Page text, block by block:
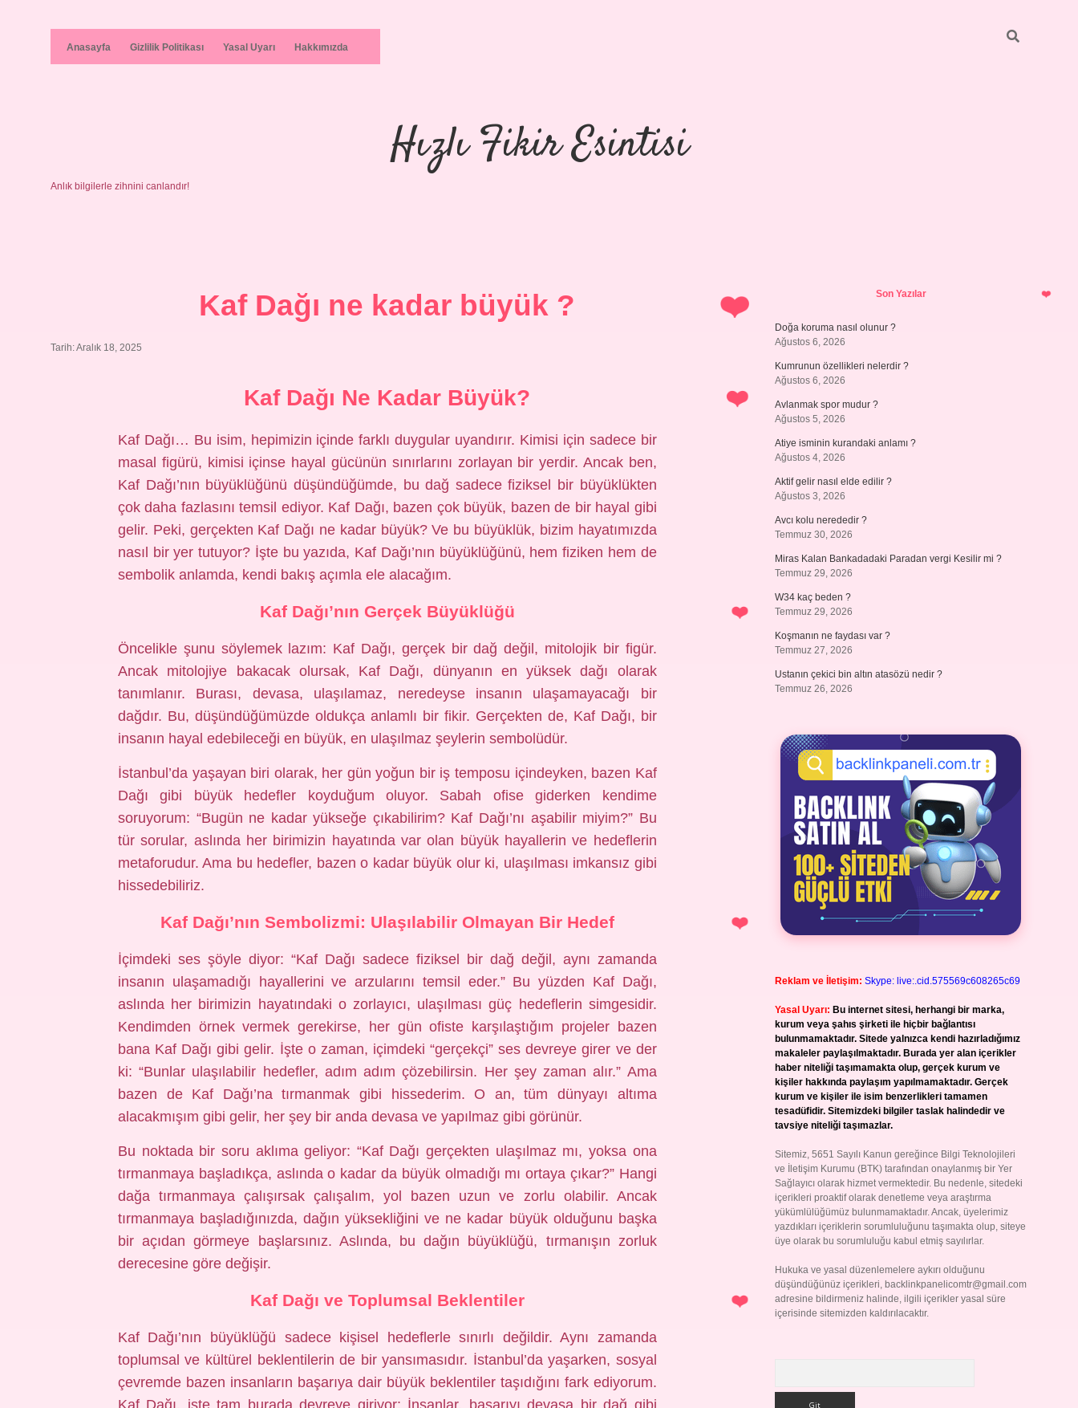
Anasayfa Gizlilik Politikası Yasal Uyarı Hakkımızda
Hızlı Fikir Esintisi
Anlık bilgilerle zihnini canlandır!
Kaf Dağı ne kadar büyük ?
Tarih: Aralık 18, 2025
Kaf Dağı Ne Kadar Büyük?
Kaf Dağı… Bu isim, hepimizin içinde farklı duygular uyandırır. Kimisi için sadece bir
masal figürü, kimisi içinse hayal gücünün sınırlarını zorlayan bir yerdir. Ancak ben,
Kaf Dağı’nın büyüklüğünü düşündüğümde, bu dağ sadece fiziksel bir büyüklükten
çok daha fazlasını temsil ediyor. Kaf Dağı, bazen çok büyük, bazen de bir hayal gibi
gelir. Peki, gerçekten Kaf Dağı ne kadar büyük? Ve bu büyüklük, bizim hayatımızda
nasıl bir yer tutuyor? İşte bu yazıda, Kaf Dağı’nın büyüklüğünü, hem fiziken hem de
sembolik anlamda, kendi bakış açımla ele alacağım.
Kaf Dağı’nın Gerçek Büyüklüğü
Öncelikle şunu söylemek lazım: Kaf Dağı, gerçek bir dağ değil, mitolojik bir figür.
Ancak mitolojiye bakacak olursak, Kaf Dağı, dünyanın en yüksek dağı olarak
tanımlanır. Burası, devasa, ulaşılamaz, neredeyse insanın ulaşamayacağı bir
dağdır. Bu, düşündüğümüzde oldukça anlamlı bir fikir. Gerçekten de, Kaf Dağı, bir
insanın hayal edebileceği en büyük, en ulaşılmaz şeylerin sembolüdür.
İstanbul’da yaşayan biri olarak, her gün yoğun bir iş temposu içindeyken, bazen Kaf
Dağı gibi büyük hedefler koyduğum oluyor. Sabah ofise giderken kendime
soruyorum: “Bugün ne kadar yükseğe çıkabilirim? Kaf Dağı’nı aşabilir miyim?” Bu
tür sorular, aslında her birimizin hayatında var olan büyük hayallerin ve hedeflerin
metaforudur. Ama bu hedefler, bazen o kadar büyük olur ki, ulaşılması imkansız gibi
hissedebiliriz.
Kaf Dağı’nın Sembolizmi: Ulaşılabilir Olmayan Bir Hedef
İçimdeki ses şöyle diyor: “Kaf Dağı sadece fiziksel bir dağ değil, aynı zamanda
insanın ulaşamadığı hayallerini ve arzularını temsil eder.” Bu yüzden Kaf Dağı,
aslında her birimizin hayatındaki o zorlayıcı, ulaşılması güç hedeflerin simgesidir.
Kendimden örnek vermek gerekirse, her gün ofiste karşılaştığım projeler bazen
bana Kaf Dağı gibi gelir. İşte o zaman, içimdeki “gerçekçi” ses devreye girer ve der
ki: “Bunlar ulaşılabilir hedefler, adım adım çözebilirsin. Her şey zaman alır.” Ama
bazen de Kaf Dağı’na tırmanmak gibi hissederim. O an, tüm dünyayı altıma
alacakmışım gibi gelir, her şey bir anda devasa ve yapılmaz gibi görünür.
Bu noktada bir soru aklıma geliyor: “Kaf Dağı gerçekten ulaşılmaz mı, yoksa ona
tırmanmaya başladıkça, aslında o kadar da büyük olmadığı mı ortaya çıkar?” Hangi
dağa tırmanmaya çalışırsak çalışalım, yol bazen uzun ve zorlu olabilir. Ancak
tırmanmaya başladığınızda, dağın yüksekliğini ve ne kadar büyük olduğunu başka
bir açıdan görmeye başlarsınız. Aslında, bu dağın büyüklüğü, tırmanışın zorluk
derecesine göre değişir.
Kaf Dağı ve Toplumsal Beklentiler
Kaf Dağı’nın büyüklüğü sadece kişisel hedeflerle sınırlı değildir. Aynı zamanda
toplumsal ve kültürel beklentilerin de bir yansımasıdır. İstanbul’da yaşarken, sosyal
çevremde bazen insanların başarıya dair büyük beklentiler taşıdığını fark ediyorum.
Kaf Dağı, işte tam burada devreye giriyor: İnsanlar, başarıyı devasa bir dağ gibi
SidebarSon Yazılar
Doğa koruma nasıl olunur ?
Ağustos 6, 2026
Kumrunun özellikleri nelerdir ?
Ağustos 6, 2026
Avlanmak spor mudur ?
Ağustos 5, 2026
Atiye isminin kurandaki anlamı ?
Ağustos 4, 2026
Aktif gelir nasıl elde edilir ?
Ağustos 3, 2026
Avcı kolu nerededir ?
Temmuz 30, 2026
Miras Kalan Bankadadaki Paradan vergi Kesilir mi ?
Temmuz 29, 2026
W34 kaç beden ?
Temmuz 29, 2026
Koşmanın ne faydası var ?
Temmuz 27, 2026
Ustanın çekici bin altın atasözü nedir ?
Temmuz 26, 2026
Reklam ve İletişim: Skype: live:.cid.575569c608265c69
Yasal Uyarı: Bu internet sitesi, herhangi bir marka,
kurum veya şahıs şirketi ile hiçbir bağlantısı
bulunmamaktadır. Sitede yalnızca kendi hazırladığımız
makaleler paylaşılmaktadır. Burada yer alan içerikler
haber niteliği taşımamakta olup, gerçek kurum ve
kişiler hakkında paylaşım yapılmamaktadır. Gerçek
kurum ve kişiler ile isim benzerlikleri tamamen
tesadüfidir. Sitemizdeki bilgiler taslak halindedir ve
tavsiye niteliği taşımazlar.
Sitemiz, 5651 Sayılı Kanun gereğince Bilgi Teknolojileri
ve İletişim Kurumu (BTK) tarafından onaylanmış bir Yer
Sağlayıcı olarak hizmet vermektedir. Bu nedenle, sitedeki
içerikleri proaktif olarak denetleme veya araştırma
yükümlülüğümüz bulunmamaktadır. Ancak, üyelerimiz
yazdıkları içeriklerin sorumluluğunu taşımakta olup, siteye
üye olarak bu sorumluluğu kabul etmiş sayılırlar.
Hukuka ve yasal düzenlemelere aykırı olduğunu
düşündüğünüz içerikleri, backlinkpanelicomtr@gmail.com
adresine bildirmeniz halinde, ilgili içerikler yasal süre
içerisinde sitemizden kaldırılacaktır.